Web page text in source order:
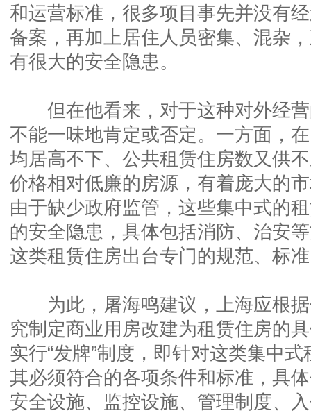
和运营标准，很多项目事先并没有
备案，再加上居住人员密集、混杂
有很大的安全隐患。
但在他看来，对于这种对外经营
不能一味地肯定或否定。一方面，
均居高不下、公共租赁住房数又供
价格相对低廉的房源，有着庞大的
由于缺少政府监管，这些集中式的
的安全隐患，具体包括消防、治安
这类租赁住房出台专门的规范、标
为此，屠海鸣建议，上海应根据
究制定商业用房改建为租赁住房的
实行“发牌”制度，即针对这类集中
其必须符合的各项条件和标准，具
安全设施、监控设施、管理制度、